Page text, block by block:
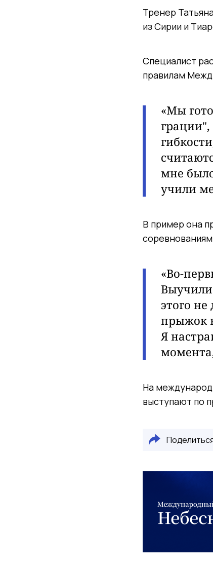
Тренер
из Сирии и
Специалист
правилам
«Мы
мне
учили
В пример она
«Во-
этого
прыжок
Я
На
выступают по